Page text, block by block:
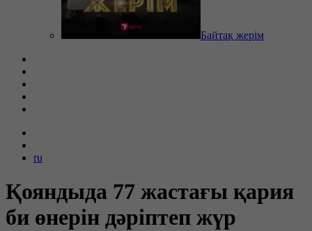
Байтақ жерім
ru
Қояндыда 77 жастағы қария
би өнерін дәріптеп жүр